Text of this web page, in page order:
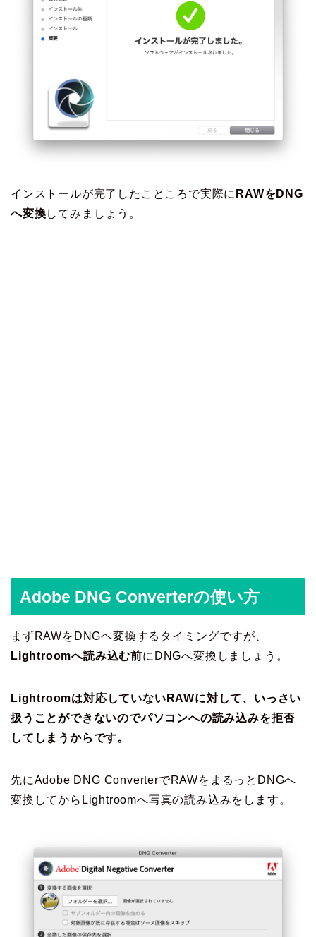
インストールが完了したこところで実際に RAWをDNG
へ変換してみましょう。
Adobe DNG Converterの使い方
まずRAWをDNGヘ変換するタイミングですが、
Lightroomへ読み込む前にDNGへ変換しましょう。
Lightroomは対応していないRAWに対して、いっさい
扱うことができないのでパソコンへの読み込みを拒否
してしまうからです。
先にAdobe DNG ConverterでRAWをまるっとDNGへ
変換してからLightroomへ写真の読み込みをします。